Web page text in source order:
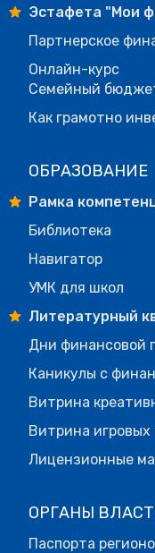
Эстафета "Мои
Партнерское
Онлайн-курс
Семейный
Как грамотно
ОБРАЗОВАНИЕ
Рамка
Библиотека
Навигатор
УМК для школ
Литературный
Дни финансовой
Каникулы с
Витрина
Витрина игровых
Лицензионные
ОРГАНЫ
Паспорта